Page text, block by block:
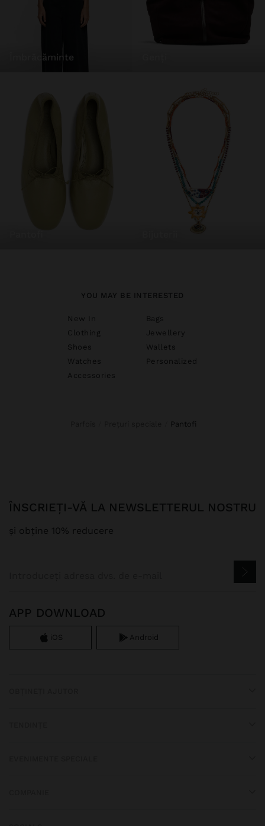
îmbrăcăminte
YOU MAY BE INTERESTED
New In
Bags
Clothing
Jewellery
Shoes
Wallets
Watches
Personalized
Accessories
pantofi
ÎNSCRIEȚI-VĂ LA NEWSLETTERUL NOSTRU
și obține 10% reducere
APP DOWNLOAD
iOS Android